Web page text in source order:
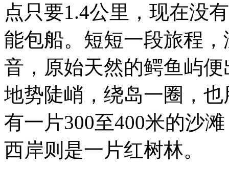
点只要1.4公里，现在没
能包船。短短一段旅程
音，原始天然的鳄鱼屿
地势陡峭，绕岛一圈，
有一片300至400米的沙
西岸则是一片红树林。